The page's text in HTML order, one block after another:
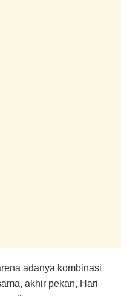
adanya kombinasi
akhir pekan, Hari